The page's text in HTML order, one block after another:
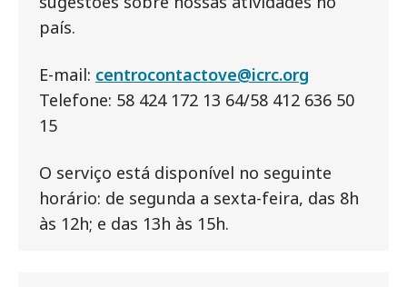
país.
E-mail: centrocontactove@icrc.org
Telefone: 58 424 172 13 64/58 412 636 50
15
O serviço está disponível no seguinte
horário: de segunda a sexta-feira, das 8h
às 12h; e das 13h às 15h.